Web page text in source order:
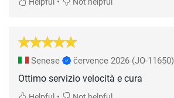
Senese července 2026 (JO-11650)
Ottimo servizio velocità e cura